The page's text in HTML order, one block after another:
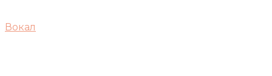
Вокал